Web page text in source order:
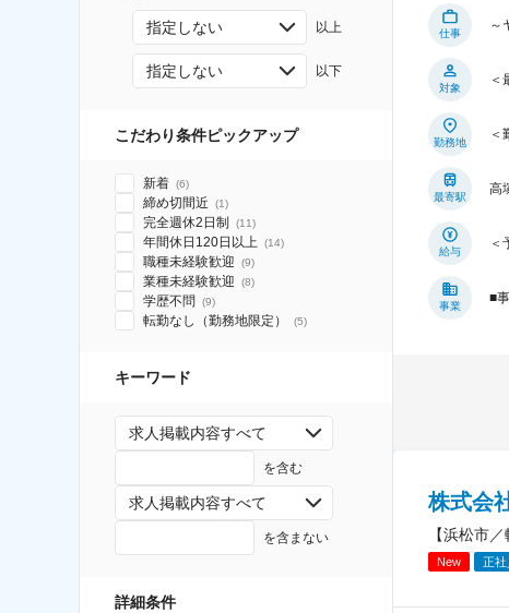
指定しない 以上
指定しない 以下
こだわり条件ピックアップ
新着 (6)
締め切間近 (1)
完全週休2日制 (11)
年間休日120日以上 (14)
職種未経験歓迎 (9)
業種未経験歓迎 (8)
学歴不問 (9)
転勤なし（勤務地限定） (5)
キーワード
求人掲載内容すべて
を含む
求人掲載内容すべて
を含まない
詳細条件
仕事
～
対象
＜
勤務地
＜
最寄駅
高
給与
＜
事業
■
株式会
【浜松市
New 正社